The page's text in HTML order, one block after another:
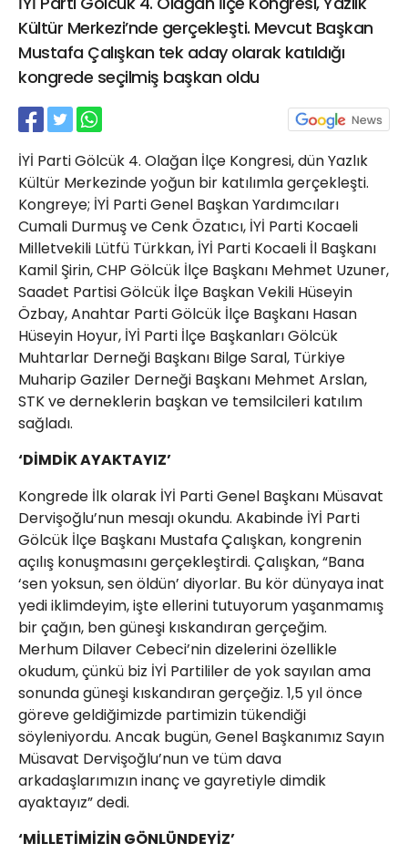
Kültür Merkezi’nde gerçekleşti. Mevcut Başkan
Mustafa Çalışkan tek aday olarak katıldığı
kongrede seçilmiş başkan oldu
İYİ Parti Gölcük 4. Olağan İlçe Kongresi, dün Yazlık
Kültür Merkezinde yoğun bir katılımla gerçekleşti.
Kongreye; İYİ Parti Genel Başkan Yardımcıları
Cumali Durmuş ve Cenk Özatıcı, İYİ Parti Kocaeli
Milletvekili Lütfü Türkkan, İYİ Parti Kocaeli İl Başkanı
Kamil Şirin, CHP Gölcük İlçe Başkanı Mehmet Uzuner,
Saadet Partisi Gölcük İlçe Başkan Vekili Hüseyin
Özbay, Anahtar Parti Gölcük İlçe Başkanı Hasan
Hüseyin Hoyur, İYİ Parti İlçe Başkanları Gölcük
Muhtarlar Derneği Başkanı Bilge Saral, Türkiye
Muharip Gaziler Derneği Başkanı Mehmet Arslan,
STK ve derneklerin başkan ve temsilcileri katılım
sağladı.
‘DİMDİK AYAKTAYIZ’
Kongrede İlk olarak İYİ Parti Genel Başkanı Müsavat
Dervişoğlu’nun mesajı okundu. Akabinde İYİ Parti
Gölcük İlçe Başkanı Mustafa Çalışkan, kongrenin
açılış konuşmasını gerçekleştirdi. Çalışkan, “Bana
‘sen yoksun, sen öldün’ diyorlar. Bu kör dünyaya inat
yedi iklimdeyim, işte ellerini tutuyorum yaşanmamış
bir çağın, ben güneşi kıskandıran gerçeğim.
Merhum Dilaver Cebeci’nin dizelerini özellikle
okudum, çünkü biz İYİ Partililer de yok sayılan ama
sonunda güneşi kıskandıran gerçeğiz. 1,5 yıl önce
göreve geldiğimizde partimizin tükendiği
söyleniyordu. Ancak bugün, Genel Başkanımız Sayın
Müsavat Dervişoğlu’nun ve tüm dava
arkadaşlarımızın inanç ve gayretiyle dimdik
ayaktayız” dedi.
‘MİLLETİMİZİN GÖNLÜNDEYİZ’
21 Gölcük
02624132333
haber@golcukpostasi.com